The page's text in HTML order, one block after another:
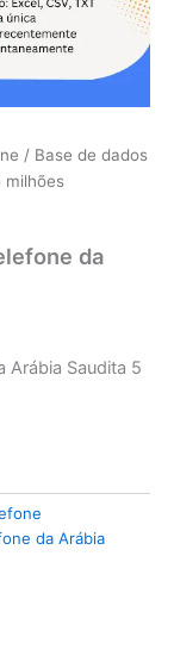
/ Base de dados
milhões
da
Arábia Saudita 5
da Arábia